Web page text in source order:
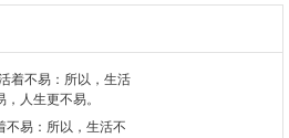
不易：所以，生活不